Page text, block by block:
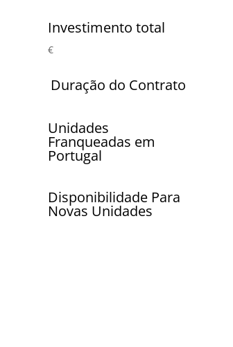
Investimento total
€
Duração do Contrato
Unidades
Franqueadas em
Portugal
Disponibilidade Para
Novas Unidades